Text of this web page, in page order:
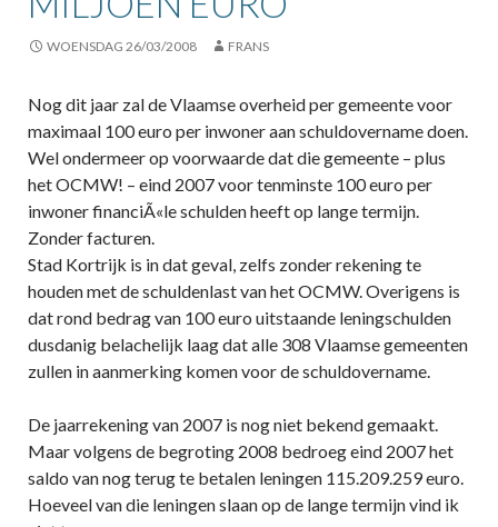
WOENSDAG 26/03/2008 FRANS
Nog dit jaar zal de Vlaamse overheid per gemeente voor
maximaal 100 euro per inwoner aan schuldovername doen.
Wel ondermeer op voorwaarde dat die gemeente – plus
het OCMW! – eind 2007 voor tenminste 100 euro per
inwoner financiÃ«le schulden heeft op lange termijn.
Zonder facturen.
Stad Kortrijk is in dat geval, zelfs zonder rekening te
houden met de schuldenlast van het OCMW. Overigens is
dat rond bedrag van 100 euro uitstaande leningschulden
dusdanig belachelijk laag dat alle 308 Vlaamse gemeenten
zullen in aanmerking komen voor de schuldovername.
De jaarrekening van 2007 is nog niet bekend gemaakt.
Maar volgens de begroting 2008 bedroeg eind 2007 het
saldo van nog terug te betalen leningen 115.209.259 euro.
Hoeveel van die leningen slaan op de lange termijn vind ik